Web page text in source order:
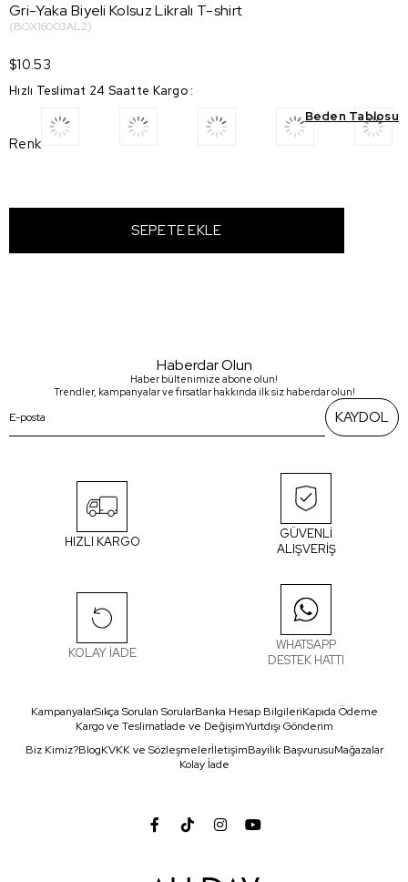
Gri-Yaka Biyeli Kolsuz Likralı T-shirt
(BOX16003AL2)
$10.53
Hızlı Teslimat 24 Saatte Kargo :
Beden Tablosu
Renk
Haberdar Olun
Haber bültenimize abone olun!
Trendler, kampanyalar ve fırsatlar hakkında ilk siz haberdar olun!
KAYDOL
HIZLI KARGO
GÜVENLİ
ALIŞVERİŞ
KOLAY İADE
WHATSAPP
DESTEK HATTI
KampanyalarSıkça Sorulan SorularBanka Hesap BilgileriKapıda Ödeme
Kargo ve Teslimatİade ve DeğişimYurtdışı Gönderim
Biz Kimiz?BlogKVKK ve SözleşmelerİletişimBayilik BaşvurusuMağazalar
Kolay İade